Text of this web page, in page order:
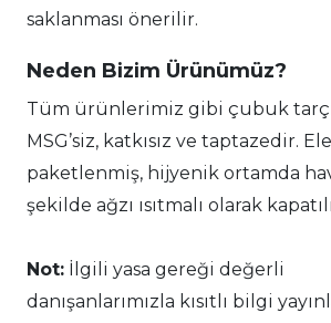
saklanması önerilir.
Neden Bizim Ürünümüz?
Tüm ürünlerimiz gibi çubuk
MSG’siz, katkısız ve taptazedir.
paketlenmiş, hijyenik ortamda
şekilde ağzı ısıtmalı olarak
Not: İlgili yasa gereği değerli
danışanlarımızla kısıtlı bilgi